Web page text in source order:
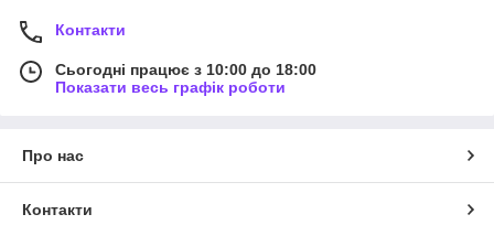
Контакти
Сьогодні працює з 10:00 до 18:00
Показати весь графік роботи
Про нас
Контакти